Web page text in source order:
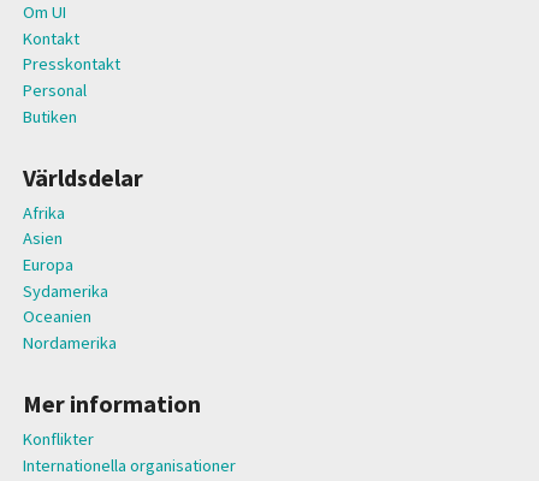
Om UI
Kontakt
Presskontakt
Personal
Butiken
Världsdelar
Afrika
Asien
Europa
Sydamerika
Oceanien
Nordamerika
Mer information
Konflikter
Internationella organisationer